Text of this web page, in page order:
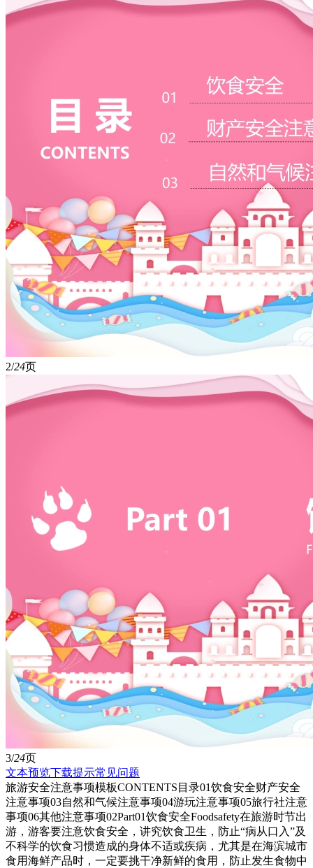
2/24页
3/24页
文本预览下载提示常见问题
旅游安全注意事项模板CONTENTS目录01饮食安全财产安全
注意事项03自然和气候注意事项04游玩注意事项05旅行社注意
事项06其他注意事项02Part01饮食安全Foodsafety在旅游时节出
游，游客要注意饮食安全，讲究饮食卫生，防止“病从口入”及
不科学的饮食习惯造成的身体不适或疾病，尤其是在海滨城市
食用海鲜产品时，一定要挑干净新鲜的食用，防止发生食物中